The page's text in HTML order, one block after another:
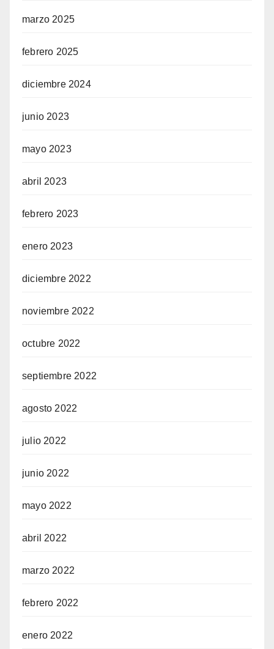
marzo 2025
febrero 2025
diciembre 2024
junio 2023
mayo 2023
abril 2023
febrero 2023
enero 2023
diciembre 2022
noviembre 2022
octubre 2022
septiembre 2022
agosto 2022
julio 2022
junio 2022
mayo 2022
abril 2022
marzo 2022
febrero 2022
enero 2022